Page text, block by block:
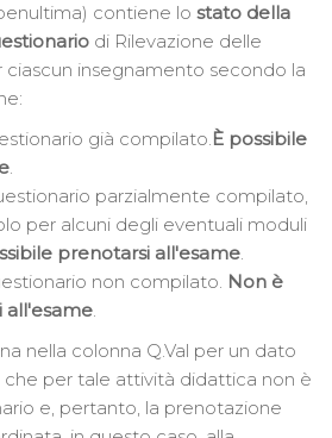
contiene lo stato della
di Rilevazione delle
insegnamento secondo la
già compilato.È possibile
.
parzialmente compilato,
per alcuni degli eventuali moduli
prenotarsiall'esame.
non compilato. Non è
all'esame.
nella colonna Q.Val per un dato
per tale attività didattica non è
e, pertanto, la prenotazione